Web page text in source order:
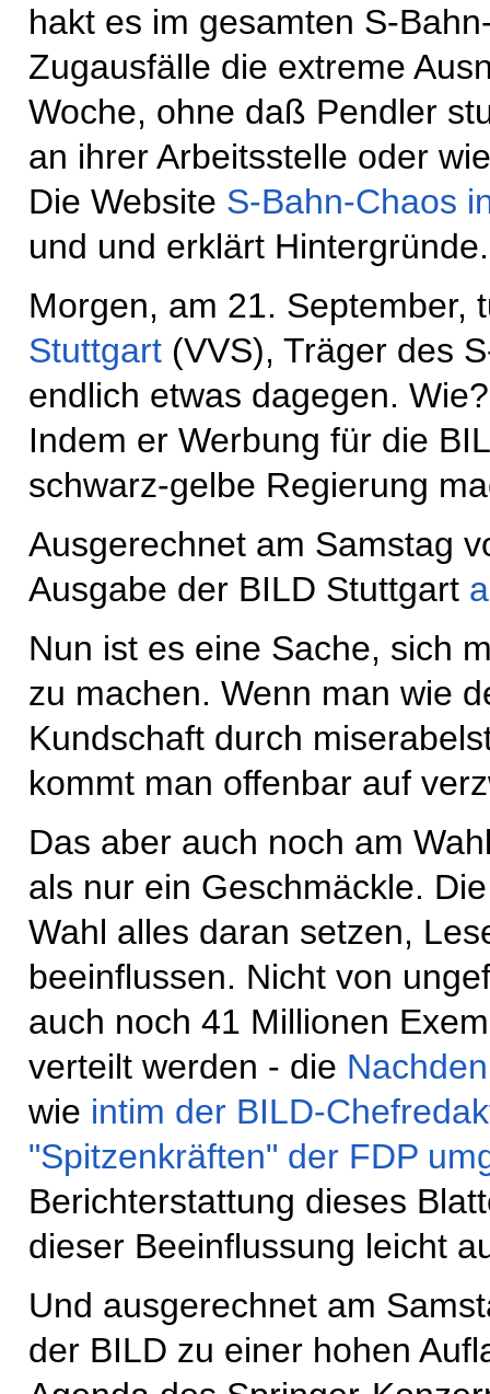
hakt es im gesamten S-
Zugausfälle die extreme
Woche, ohne daß Pendler
an ihrer Arbeitsstelle oder
Die Website S-Bahn-Chaos
und und erklärt Hintergründe.
Morgen, am 21. September,
Stuttgart (VVS), Träger des
endlich etwas dagegen.
Indem er Werbung für die
schwarz-gelbe Regierung
Ausgerechnet am Samstag
Ausgabe der BILD Stuttgart
Nun ist es eine Sache, sich
zu machen. Wenn man wie
Kundschaft durch
kommt man offenbar auf
Das aber auch noch am
als nur ein Geschmäckle.
Wahl alles daran setzen,
beeinflussen. Nicht von
auch noch 41 Millionen
verteilt werden - die
wie intim der BILD-
"Spitzenkräften" der FDP
Berichterstattung dieses
dieser Beeinflussung leicht
Und ausgerechnet am
der BILD zu einer hohen